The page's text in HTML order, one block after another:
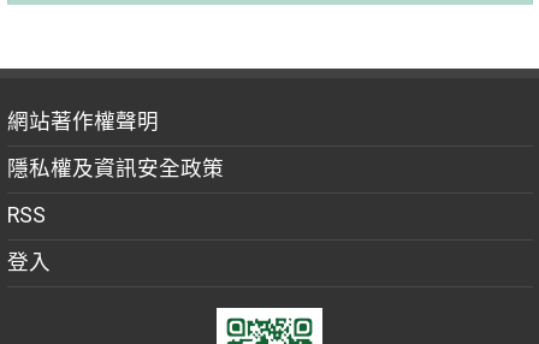
網站著作權聲明
隱私權及資訊安全政策
RSS
登入